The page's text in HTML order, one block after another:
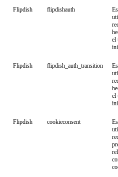
Flipdish flipdishauth
el
Flipdish flipdish_auth_transition
el
Flipdish cookieconsent